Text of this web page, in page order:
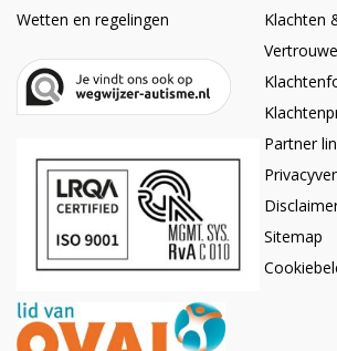
Wetten en regelingen
Klachten
Partner
Sitemap